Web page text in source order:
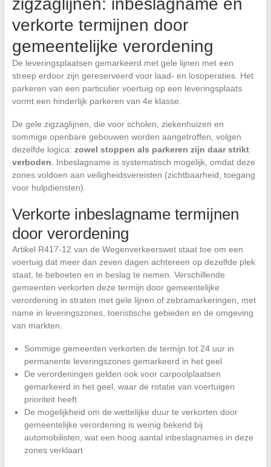
zigzaglijnen: inbeslagname en
verkorte termijnen door
gemeentelijke verordening
De leveringsplaatsen gemarkeerd met gele lijnen met een
streep erdoor zijn gereserveerd voor laad- en losoperaties. Het
parkeren van een particulier voertuig op een leveringsplaats
vormt een hinderlijk parkeren van 4e klasse.
De gele zigzaglijnen, die voor scholen, ziekenhuizen en
sommige openbare gebouwen worden aangetroffen, volgen
dezelfde logica: zowel stoppen als parkeren zijn daar strikt
verboden . Inbeslagname is systematisch mogelijk, omdat deze
zones voldoen aan veiligheidsvereisten (zichtbaarheid, toegang
voor hulpdiensten).
Verkorte inbeslagname termijnen
door verordening
Artikel R417-12 van de Wegenverkeerswet staat toe om een
voertuig dat meer dan zeven dagen achtereen op dezelfde plek
staat, te beboeten en in beslag te nemen. Verschillende
gemeenten verkorten deze termijn door gemeentelijke
verordening in straten met gele lijnen of zebramarkeringen, met
name in leveringszones, toeristische gebieden en de omgeving
van markten.
Sommige gemeenten verkorten de termijn tot 24 uur in
permanente leveringszones gemarkeerd in het geel
De verordeningen gelden ook voor carpoolplaatsen
gemarkeerd in het geel, waar de rotatie van voertuigen
prioriteit heeft
De mogelijkheid om de wettelijke duur te verkorten door
gemeentelijke verordening is weinig bekend bij
automobilisten, wat een hoog aantal inbeslagnames in deze
zones verklaart